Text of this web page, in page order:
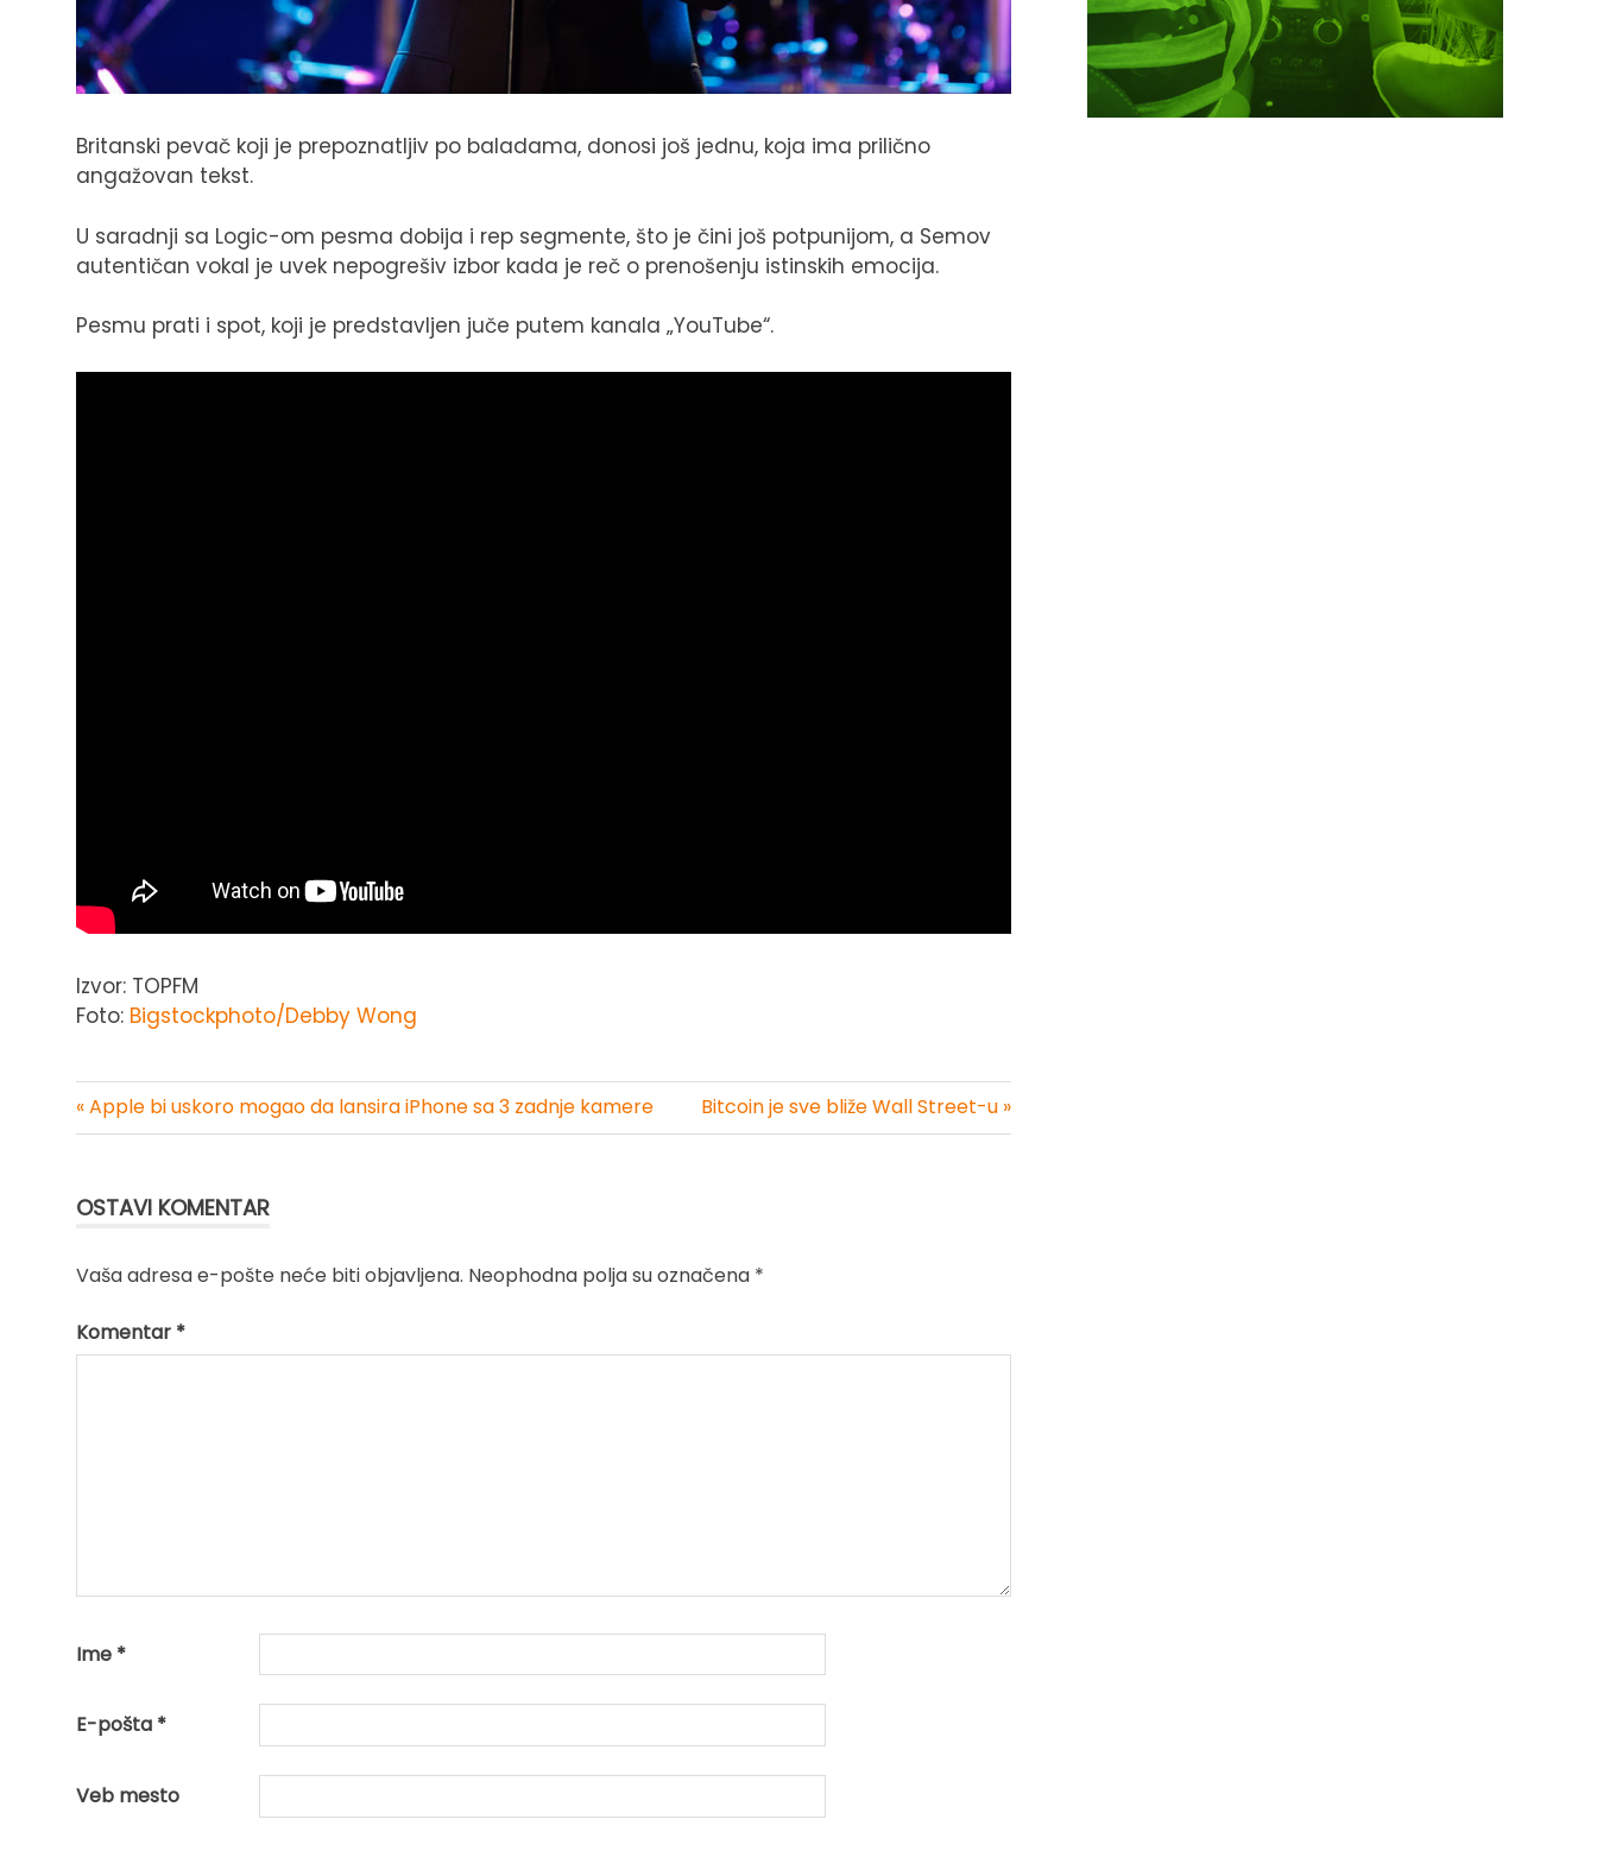
Britanski pevač koji je prepoznatljiv po baladama, donosi još jednu, koja ima prilično
angažovan tekst.
U saradnji sa Logic-om pesma dobija i rep segmente, što je čini još potpunijom, a Semov
autentičan vokal je uvek nepogrešiv izbor kada je reč o prenošenju istinskih emocija.
Pesmu prati i spot, koji je predstavljen juče putem kanala „YouTube“.
Izvor: TOPFM
Foto: Bigstockphoto/Debby Wong
Kretanje
« Apple bi uskoro mogao da lansira iPhone sa 3 zadnje kamere Bitcoin je sve bliže Wall Street-u »
OSTAVI KOMENTAR
Vaša adresa e-pošte neće biti objavljena. Neophodna polja su označena *
Komentar *
Ime *
E-pošta *
Veb mesto